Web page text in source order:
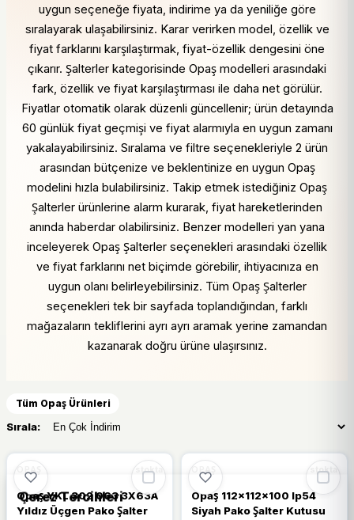
uygun seçeneğe fiyata, indirime ya da yeniliğe göre
sıralayarak ulaşabilirsiniz. Karar verirken model, özellik ve
fiyat farklarını karşılaştırmak, fiyat-özellik dengesini öne
çıkarır. Şalterler kategorisinde Opaş modelleri arasındaki
fark, özellik ve fiyat karşılaştırması ile daha net görülür.
Fiyatlar otomatik olarak düzenli güncellenir; ürün detayında
60 günlük fiyat geçmişi ve fiyat alarmıyla en uygun zamanı
yakalayabilirsiniz. Sıralama ve filtre seçenekleriyle 2 ürün
arasından bütçenize ve beklentinize en uygun Opaş
modelini hızla bulabilirsiniz. Takip etmek istediğiniz Opaş
Şalterler ürünlerine alarm kurarak, fiyat hareketlerinden
anında haberdar olabilirsiniz. Benzer modelleri yan yana
inceleyerek Opaş Şalterler seçenekleri arasındaki özellik
ve fiyat farklarını net biçimde görebilir, ihtiyacınıza en
uygun olanı belirleyebilirsiniz. Tüm Opaş Şalterler
seçenekleri tek bir sayfada toplandığından, farklı
mağazaların tekliflerini ayrı ayrı aramak yerine zamandan
kazanarak doğru ürüne ulaşırsınız.
Tüm Opaş Ürünleri
Sırala:
OPAŞ stokta
Opaş YKL 302 063 3X63A
Yıldız Üçgen Pako Şalter
%29 DÜŞTÜ
OPAŞ stokta
Opaş 112x112x100 Ip54
Siyah Pako Şalter Kutusu
Çerez Tercihleri